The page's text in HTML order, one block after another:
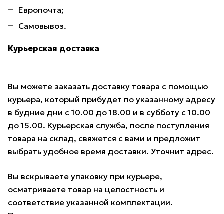
Европочта;
Самовывоз.
Курьерская доставка
Вы можете заказать доставку товара с помощью
курьера, который прибудет по указанному адресу
в будние дни с 10.00 до 18.00 и в субботу с 10.00
до 15.00. Курьерская служба, после поступления
товара на склад, свяжется с вами и предложит
выбрать удобное время доставки. Уточнит адрес.
Вы вскрываете упаковку при курьере,
осматриваете товар на целостность и
соответствие указанной комплектации.